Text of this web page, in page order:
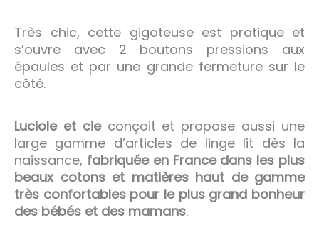
Très chic, cette gigoteuse est pratique et
s’ouvre avec 2 boutons pressions aux
épaules et par une grande fermeture sur le
côté.
Luciole et cieconçoit et propose aussi une
large gamme d’articles de linge lit dès la
naissance, fabriquée en France dans les plus
beaux cotons et matières haut de gamme
très confortables pour le plus grand bonheur
des bébés et des mamans.